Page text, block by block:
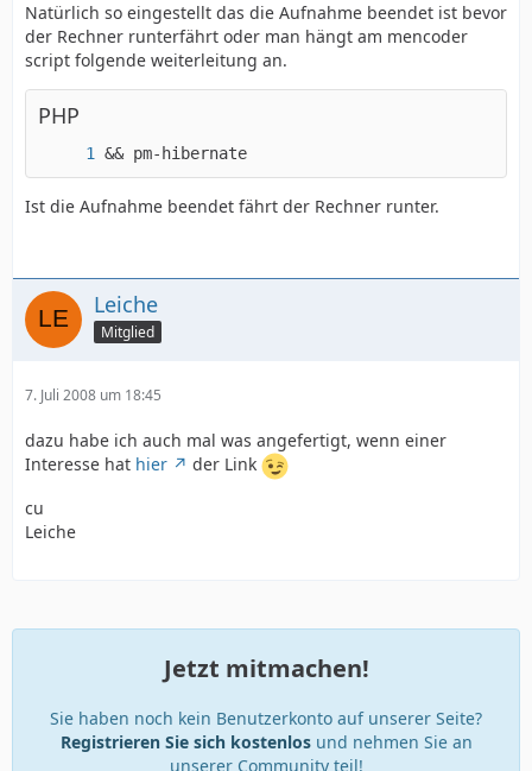
Natürlich so eingestellt das die Aufnahme beendet ist bevor
der Rechner runterfährt oder man hängt am mencoder
script folgende weiterleitung an.
PHP
&& pm-hibernate
Ist die Aufnahme beendet fährt der Rechner runter.
Leiche
Mitglied
7. Juli 2008 um 18:45
dazu habe ich auch mal was angefertigt, wenn einer
Interesse hat hier
der Link
cu
Leiche
Jetzt mitmachen!
Sie haben noch kein Benutzerkonto auf unserer Seite?
Registrieren Sie sich kostenlosund nehmen Sie an
unserer Community teil!